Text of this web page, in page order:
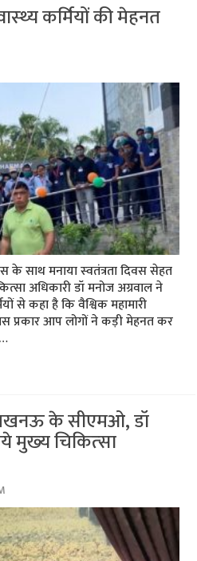
कर्मियों की मेहनत
के साथ मनाया स्‍वतंत्रता दिवस सेहत
अधिकारी डॉ मनोज अग्रवाल ने
से कहा है कि वैश्विक महामारी
प्रकार आप लोगों ने कड़ी मेहनत कर
के सीएमओ, डॉ
मुख्‍य चिकित्‍सा